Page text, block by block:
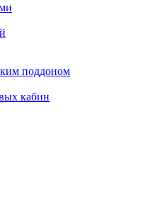
поддоном
кабин